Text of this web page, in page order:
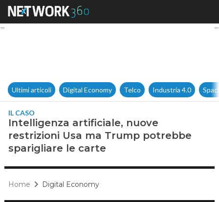
Intelligenza artificiale,
Ultimi articoli Digital Economy Telco Industria 4.0
IL CASO
Intelligenza artificiale, nuove
restrizioni Usa ma Trump potrebbe
sparigliare le carte
Home Digital Economy